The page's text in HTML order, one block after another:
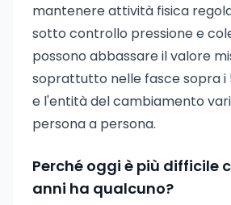
mantenere attività fisica
sotto controllo pressione e
possono abbassare il valore
soprattutto nelle fasce sopra i
e l'entità del cambiamento
persona a persona.
Perché oggi è più difficile
anni ha qualcuno?